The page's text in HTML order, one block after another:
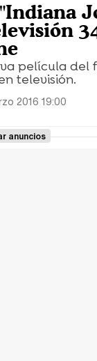
película
televisión.
2016 19:00
anuncios